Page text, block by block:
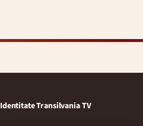
Identitate Transilvania TV